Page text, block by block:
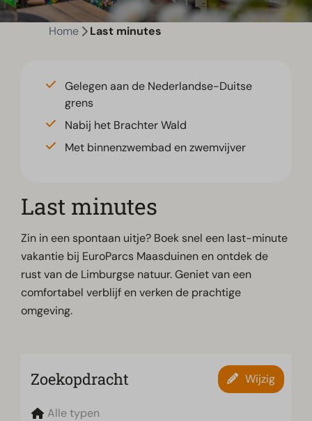
Home Last minutes
Gelegen aan de Nederlandse-Duitse
grens
Nabij het Brachter Wald
Met binnenzwembad en zwemvijver
Last minutes
Zin in een spontaan uitje? Boek snel een last-minute
vakantie bij EuroParcs Maasduinen en ontdek de
rust van de Limburgse natuur. Geniet van een
comfortabel verblijf en verken de prachtige
omgeving.
Zoekopdracht Wijzig
Alle typen